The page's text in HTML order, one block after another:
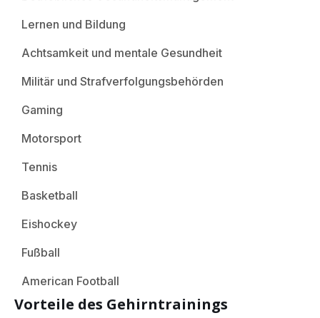
Lernen und Bildung
Achtsamkeit und mentale Gesundheit
Militär und Strafverfolgungsbehörden
Gaming
Motorsport
Tennis
Basketball
Eishockey
Fußball
American Football
Vorteile des Gehirntrainings